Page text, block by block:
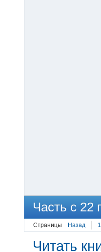
Часть с 22
Страницы Назад 1
Читать